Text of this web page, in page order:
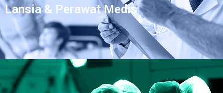
Lansia & Perawat Medis